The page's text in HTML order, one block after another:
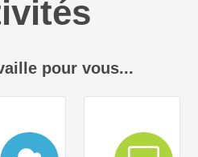
pour vous...